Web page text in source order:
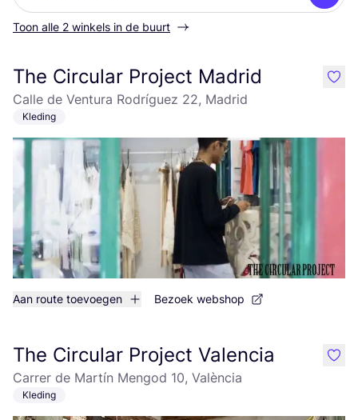
Toon alle 2 winkels in de buurt
The Circular Project Madrid
Calle de Ventura Rodríguez 22, Madrid
Kleding
Aan route toevoegen Bezoek webshop
like
The Circular Project Valencia
Carrer de Martín Mengod 10, València
Kleding
like